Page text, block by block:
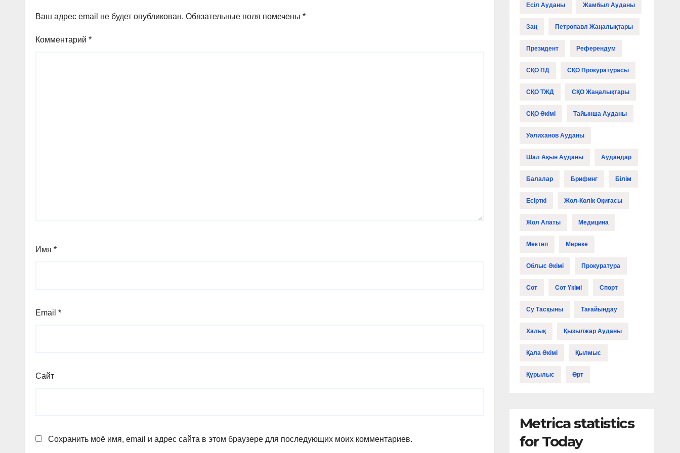
Ваш адрес email не будет опубликован. Обязательные поля помечены *
Комментарий *
Имя *
Email *
Сайт
Сохранить моё имя, email и адрес сайта в этом браузере для последующих моих комментариев.
Есіл Ауданы Жамбыл Ауданы
Заң Петропавл Жаңалықтары
Президент Референдум
СҚО ПД СҚО Прокуратурасы
СҚО ТЖД СҚО Жаңалықтары
СҚО Әкімі Тайынша Ауданы
Уәлиханов Ауданы
Шал Ақын Ауданы Аудандар
Балалар Брифинг Білім
Есірткі Жол-Көлік Оқиғасы
Жол Апаты Медицина
Мектеп Мереке
Облыс Әкімі Прокуратура
Сот Сот Үкімі Спорт
Су Тасқыны Тағайындау
Халық Қызылжар Ауданы
Қала Әкімі Қылмыс
Құрылыс Өрт
Metrica statistics
for Today